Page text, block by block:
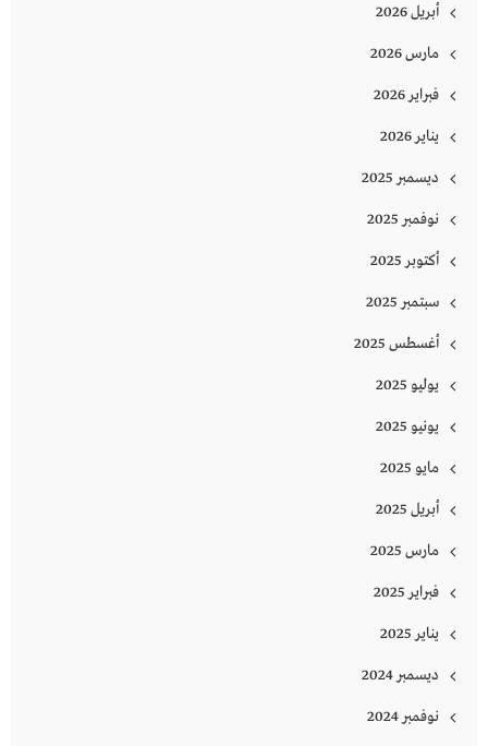
أبريل 2026
مارس 2026
فبراير 2026
يناير 2026
ديسمبر 2025
نوفمبر 2025
أكتوبر 2025
سبتمبر 2025
أغسطس 2025
يوليو 2025
يونيو 2025
مايو 2025
أبريل 2025
مارس 2025
فبراير 2025
يناير 2025
ديسمبر 2024
نوفمبر 2024